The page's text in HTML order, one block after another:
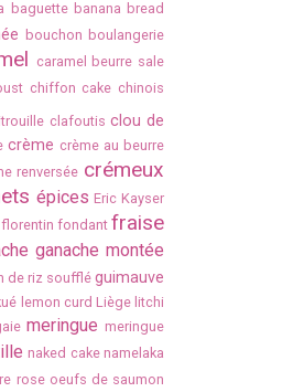
baguette banana bread
bouchon boulangerie
caramel beurre sale
chiffon cake chinois
clafoutis clou de
crème crème au beurre
renversée crémeux
épices Eric Kayser
florentin fondant fraise
ganache montée
de riz souffléguimauve
lemon curd Liège litchi
meringue meringue
naked cake namelaka
rose oeufs de saumon